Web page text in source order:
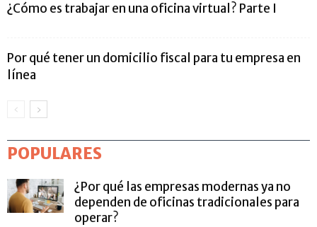
¿Cómo es trabajar en una oficina virtual? Parte I
Por qué tener un domicilio fiscal para tu empresa en
línea
POPULARES
¿Por qué las empresas modernas ya no
dependen de oficinas tradicionales para
operar?